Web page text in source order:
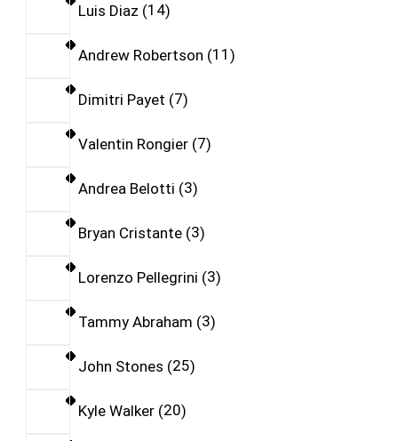
Luis Diaz 14
Andrew Robertson 11
Dimitri Payet 7
Valentin Rongier 7
Andrea Belotti 3
Bryan Cristante 3
Lorenzo Pellegrini 3
Tammy Abraham 3
John Stones 25
Kyle Walker 20